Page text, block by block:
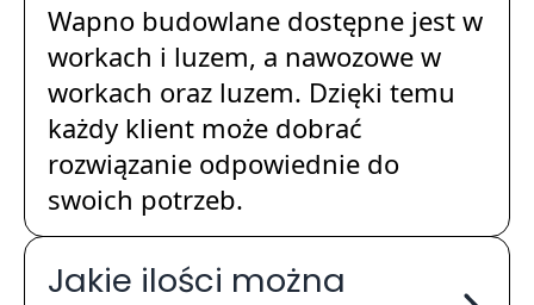
Wapno budowlane dostępne jest w
workach i luzem, a nawozowe w
workach oraz luzem. Dzięki temu
każdy klient może dobrać
rozwiązanie odpowiednie do
swoich potrzeb.
Jakie ilości można